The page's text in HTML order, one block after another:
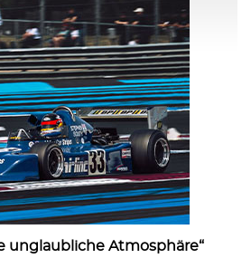
unglaubliche Atmosphäre“